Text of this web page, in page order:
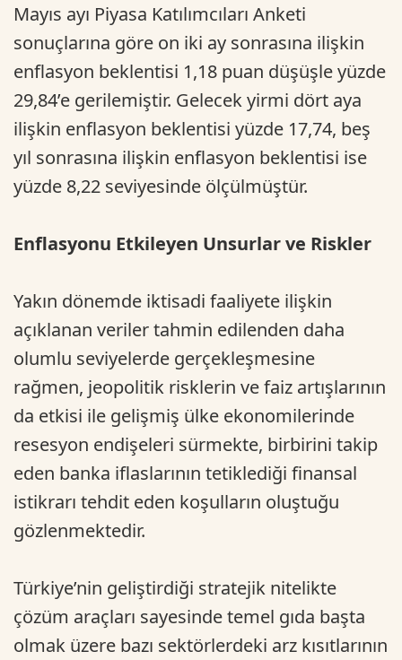
Mayıs ayı Piyasa Katılımcıları Anketi
sonuçlarına göre on iki ay sonrasına ilişkin
enflasyon beklentisi 1,18 puan düşüşle yüzde
29,84’e gerilemiştir. Gelecek yirmi dört aya
ilişkin enflasyon beklentisi yüzde 17,74, beş
yıl sonrasına ilişkin enflasyon beklentisi ise
yüzde 8,22 seviyesinde ölçülmüştür.
Enflasyonu Etkileyen Unsurlar ve Riskler
Yakın dönemde iktisadi faaliyete ilişkin
açıklanan veriler tahmin edilenden daha
olumlu seviyelerde gerçekleşmesine
rağmen, jeopolitik risklerin ve faiz artışlarının
da etkisi ile gelişmiş ülke ekonomilerinde
resesyon endişeleri sürmekte, birbirini takip
eden banka iflaslarının tetiklediği finansal
istikrarı tehdit eden koşulların oluştuğu
gözlenmektedir.
Türkiye’nin geliştirdiği stratejik nitelikte
çözüm araçları sayesinde temel gıda başta
olmak üzere bazı sektörlerdeki arz kısıtlarının